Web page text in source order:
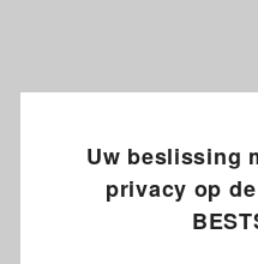
Uw beslissing
privacy op